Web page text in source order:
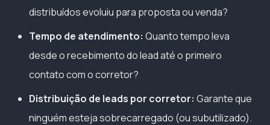
distribuídos evoluiu para proposta ou venda?
Tempo de atendimento: Quanto tempo leva
desde o recebimento do lead até o primeiro
contato com o corretor?
Distribuição de leads por corretor: Garante que
ninguém esteja sobrecarregado (ou subutilizado).